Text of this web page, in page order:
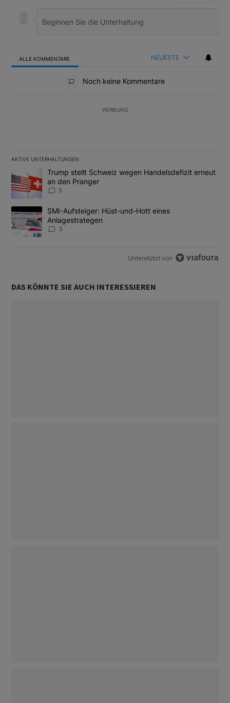
ALLE KOMMENTARE NEUESTE
Noch keine Kommentare
WERBUNG
AKTIVE UNTERHALTUNGEN
Das Folgende ist eine Liste der am meisten kommentierten
Ein Trendartikel mit dem Titel "Trump stellt Schweiz wegen
Trump stellt Schweiz wegen Handelsdefizit erneut
an den Pranger
5
Ein Trendartikel mit dem Titel "SMI-Aufsteiger: Hüst-und-Hott
SMI-Aufsteiger: Hüst-und-Hott eines
Anlagestrategen
3
Unterstützt von
DAS KÖNNTE SIE AUCH INTERESSIEREN